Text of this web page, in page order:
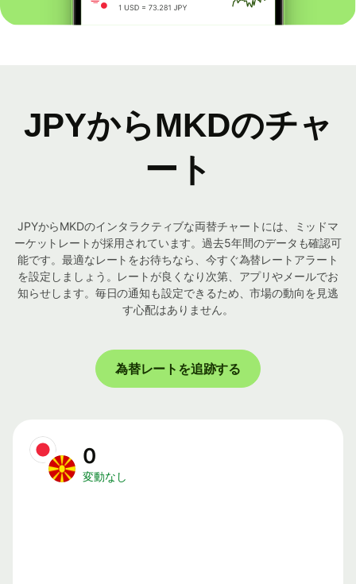
JPYからMKDのチャ
ート
JPYからMKDのインタラクティブな両替チャートには、ミッドマ
ーケットレートが採用されています。過去5年間のデータも確認可
能です。最適なレートをお待ちなら、今すぐ為替レートアラート
を設定しましょう。レートが良くなり次第、アプリやメールでお
知らせします。毎日の通知も設定できるため、市場の動向を見逃
す心配はありません。
為替レートを追跡する
0
変動なし